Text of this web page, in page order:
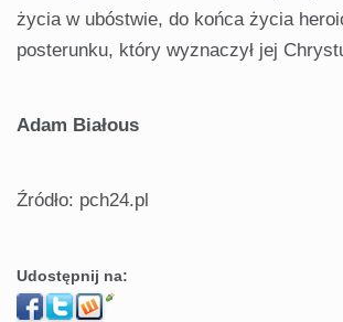
życia w ubóstwie, do końca życia
posterunku, który wyznaczył jej
Adam Białous
Źródło: pch24.pl
Udostępnij na: